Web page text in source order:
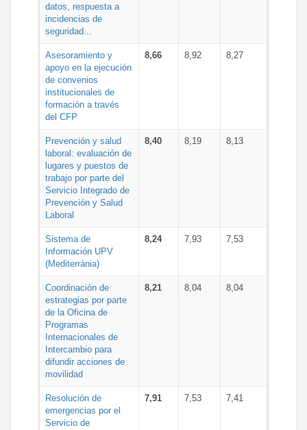
datos, respuesta a
incidencias de
seguridad...
Asesoramiento y
apoyo en la ejecución
de convenios
institucionales de
formación a través
del CFP
8,66 8,92 8,27
Prevención y salud
laboral: evaluación de
lugares y puestos de
trabajo por parte del
Servicio Integrado de
Prevención y Salud
Laboral
8,40 8,19 8,13
Sistema de
Información UPV
(Mediterrània)
8,24 7,93 7,53
Coordinación de
estrategias por parte
de la Oficina de
Programas
Internacionales de
Intercambio para
difundir acciones de
movilidad
8,21 8,04 8,04
Resolución de
emergencias por el
Servicio de
7,91 7,53 7,41